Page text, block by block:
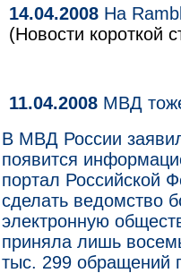
14.04.2008 На
(Новости короткой
11.04.2008 МВД
В МВД России
появится
портал Российской
сделать ведомство
электронную
приняла лишь
тыс. 299 обращений